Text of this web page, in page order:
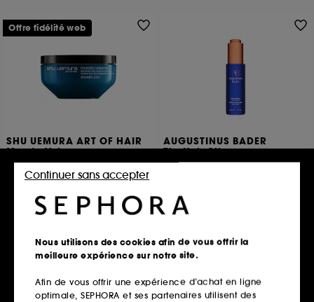
SHU UEMURA ART OF HAIR
Muroto Volume
Masque cheveux en manque de volume
74
Prix d'origine : 79,00€ -30%
Ajouter au panier
Offre fidélité web
AUGUSTINUS BADER
The Hair Oil
L'huile pour les cheveux
Ajouter au panier
Nous utilisons des cookies afin de vous offrir la
meilleure expérience sur notre site.
Afin de vous offrir une expérience d’achat en ligne
optimale, SEPHORA et ses partenaires utilisent des
Continuer sans accepter